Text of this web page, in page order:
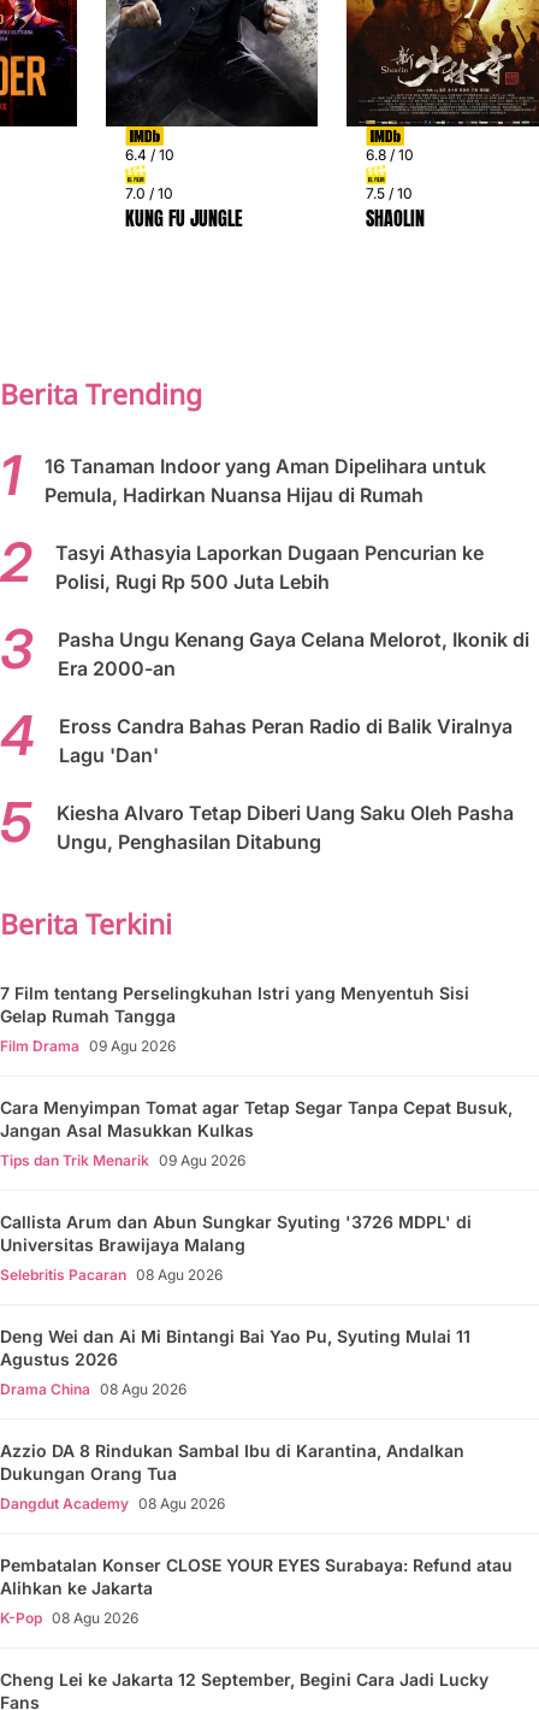
6.4 / 10
7.0 / 10
KUNG FU JUNGLE
6.8 / 10
7.5 / 10
SHAOLIN
Berita Trending
16 Tanaman Indoor yang Aman Dipelihara untuk
Pemula, Hadirkan Nuansa Hijau di Rumah
Tasyi Athasyia Laporkan Dugaan Pencurian ke
Polisi, Rugi Rp 500 Juta Lebih
Pasha Ungu Kenang Gaya Celana Melorot, Ikonik di
Era 2000-an
Eross Candra Bahas Peran Radio di Balik Viralnya
Lagu 'Dan'
Kiesha Alvaro Tetap Diberi Uang Saku Oleh Pasha
Ungu, Penghasilan Ditabung
Berita Terkini
7 Film tentang Perselingkuhan Istri yang Menyentuh Sisi
Gelap Rumah Tangga
Film Drama 09 Agu 2026
Cara Menyimpan Tomat agar Tetap Segar Tanpa Cepat Busuk,
Jangan Asal Masukkan Kulkas
Tips dan Trik Menarik 09 Agu 2026
Callista Arum dan Abun Sungkar Syuting '3726 MDPL' di
Universitas Brawijaya Malang
Selebritis Pacaran 08 Agu 2026
Deng Wei dan Ai Mi Bintangi Bai Yao Pu, Syuting Mulai 11
Agustus 2026
Drama China 08 Agu 2026
Azzio DA 8 Rindukan Sambal Ibu di Karantina, Andalkan
Dukungan Orang Tua
Dangdut Academy 08 Agu 2026
Pembatalan Konser CLOSE YOUR EYES Surabaya: Refund atau
Alihkan ke Jakarta
K-Pop 08 Agu 2026
Cheng Lei ke Jakarta 12 September, Begini Cara Jadi Lucky
Fans